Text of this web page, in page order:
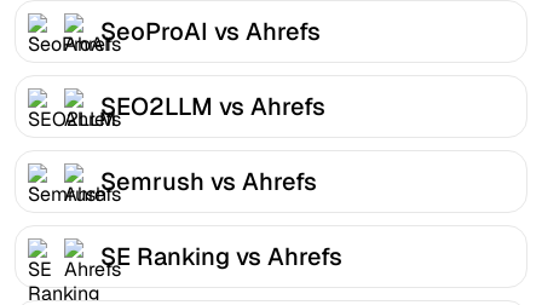
SeoProAI vs Ahrefs
SEO2LLM vs Ahrefs
Semrush vs Ahrefs
SE Ranking vs Ahrefs